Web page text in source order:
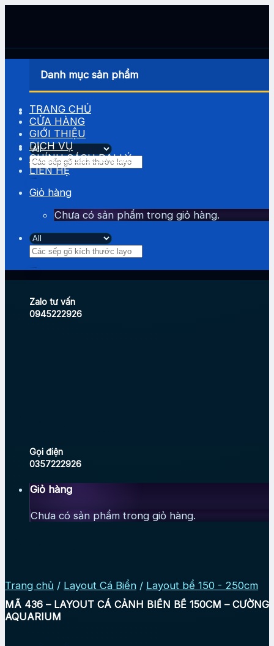
Tìm
kiếm:
Zalo tư vấn
0945222926
Gọi điện
0357222926
Giỏ hàng
Chưa có sản phẩm trong giỏ hàng.
Danh mục sản phẩm
TRANG CHỦ
CỬA HÀNG
GIỚI THIỆU
DỊCH VỤ
CHÍNH SÁCH ĐẠI LÝ
LIÊN HỆ
Giỏ hàng
Chưa có sản phẩm trong giỏ hàng.
Tìm
kiếm:
Trang chủ / Layout Cá Biển / Layout bể 150 - 250cm
MÃ 436 – LAYOUT CÁ CẢNH BIỂN BỂ 150CM – CƯỜNG
AQUARIUM